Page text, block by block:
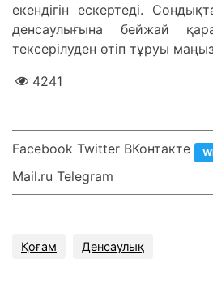
екендігін ескертеді.
денсаулығына бейжай
тексерілуден өтіп тұруы
4241
Facebook Twitter ВКонтакте
Mail.ru Telegram
Қоғам Денсаулық